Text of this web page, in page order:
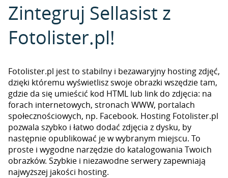
Zintegruj Sellasist z
Fotolister.pl!
Fotolister.pl jest to stabilny i bezawaryjny hosting zdjęć,
dzięki któremu wyświetlisz swoje obrazki wszędzie tam,
gdzie da się umieścić kod HTML lub link do zdjęcia: na
forach internetowych, stronach WWW, portalach
społecznościowych, np. Facebook. Hosting Fotolister.pl
pozwala szybko i łatwo dodać zdjęcia z dysku, by
następnie opublikować je w wybranym miejscu. To
proste i wygodne narzędzie do katalogowania Twoich
obrazków. Szybkie i niezawodne serwery zapewniają
najwyższej jakości hosting.